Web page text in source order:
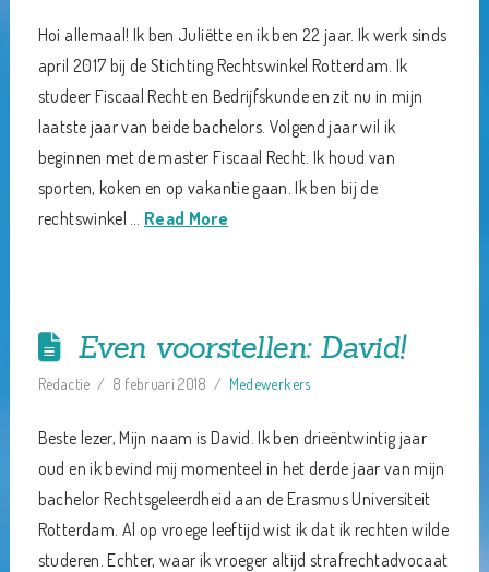
Hoi allemaal! Ik ben Juliëtte en ik ben 22 jaar. Ik werk sinds
april 2017 bij de Stichting Rechtswinkel Rotterdam. Ik
studeer Fiscaal Recht en Bedrijfskunde en zit nu in mijn
laatste jaar van beide bachelors. Volgend jaar wil ik
beginnen met de master Fiscaal Recht. Ik houd van
sporten, koken en op vakantie gaan. Ik ben bij de
rechtswinkel … Read More
Even voorstellen: David!
Redactie 8 februari 2018 Medewerkers
Beste lezer, Mijn naam is David. Ik ben drieëntwintig jaar
oud en ik bevind mij momenteel in het derde jaar van mijn
bachelor Rechtsgeleerdheid aan de Erasmus Universiteit
Rotterdam. Al op vroege leeftijd wist ik dat ik rechten wilde
studeren. Echter, waar ik vroeger altijd strafrechtadvocaat